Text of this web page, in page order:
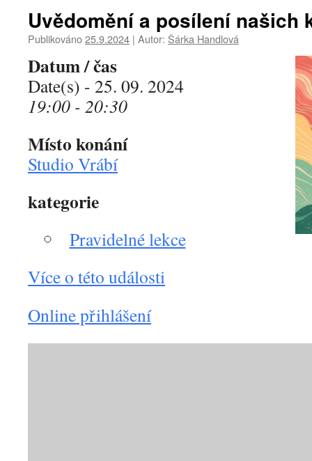
Uvědomění a posílení našich
Publikováno25.9.2024 | Autor: Šárka Handlová
Datum / čas
Date(s) - 25. 09. 2024
19:00 - 20:30
Místo konání
Studio Vrábí
kategorie
Pravidelné lekce
Více o této události
Online přihlášení